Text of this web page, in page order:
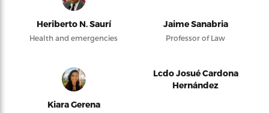
Heriberto N. Saurí
Health and emergencies
Jaime Sanabria
Professor of Law
Kiara Gerena
Lcdo Josué Cardona
Hernández